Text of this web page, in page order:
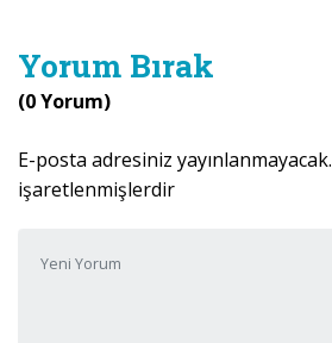
Yorum Bırak
(0 Yorum)
E-posta adresiniz yayınlanmayacak.
işaretlenmişlerdir